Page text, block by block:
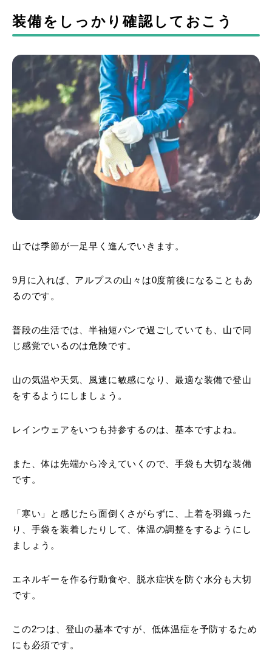
装備をしっかり確認しておこう
山では季節が一足早く進んでいきます。
9月に入れば、アルプスの山々は0度前後になることもあ
るのです。
普段の生活では、半袖短パンで過ごしていても、山で同
じ感覚でいるのは危険です。
山の気温や天気、風速に敏感になり、最適な装備で登山
をするようにしましょう。
レインウェアをいつも持参するのは、基本ですよね。
また、体は先端から冷えていくので、手袋も大切な装備
です。
「寒い」と感じたら面倒くさがらずに、上着を羽織った
り、手袋を装着したりして、体温の調整をするようにし
ましょう。
エネルギーを作る行動食や、脱水症状を防ぐ水分も大切
です。
この2つは、登山の基本ですが、低体温症を予防するため
にも必須です。